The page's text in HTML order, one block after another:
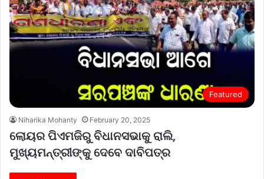
Featured
Niharika Mohanty February 20, 2025
ଲୋୟର ପିଏମଜିରୁ ବିଧାନସଭାକୁ ରାଲି,
ମୁଖ୍ୟମନ୍ତ୍ରୀଙ୍କୁ ଦେବେ ଦାବିପତ୍ର